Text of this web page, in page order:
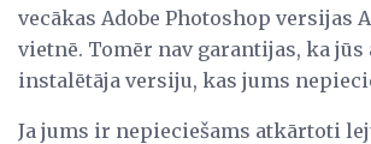
vecākas Adobe Photoshop versijas
vietnē. Tomēr nav garantijas, ka
instalētāja versiju, kas jums
Ja jums ir nepieciešams atkārtoti